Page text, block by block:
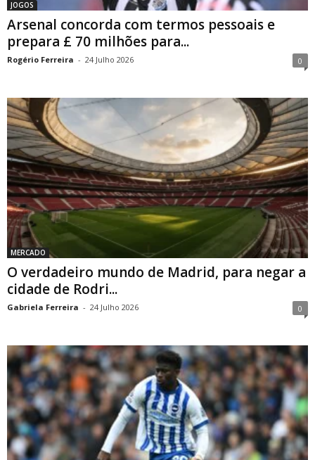
JOGOS
Arsenal concorda com termos pessoais e
prepara £ 70 milhões para...
Rogério Ferreira - 24 Julho 2026 0
MERCADO
O verdadeiro mundo de Madrid, para negar a
cidade de Rodri...
Gabriela Ferreira - 24 Julho 2026 0